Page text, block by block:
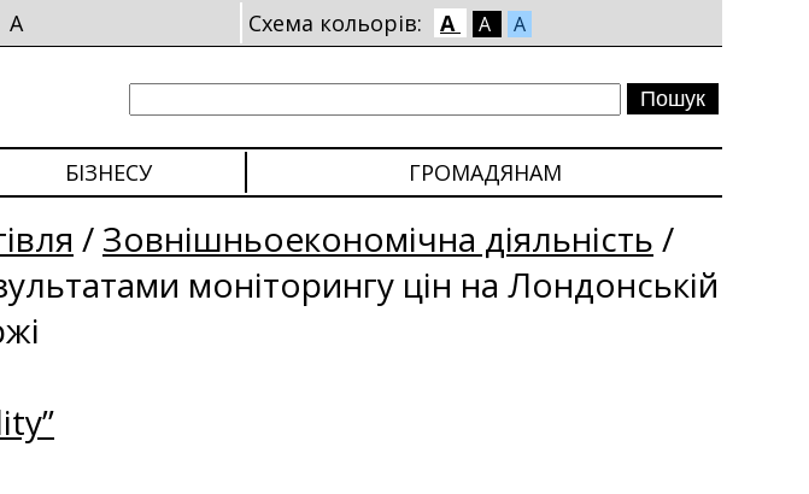
A Схема кольорів: A A A
БІЗНЕСУ ГРОМАДЯНАМ
/ Зовнішньоекономічна діяльність /
моніторингу цін на Лондонській